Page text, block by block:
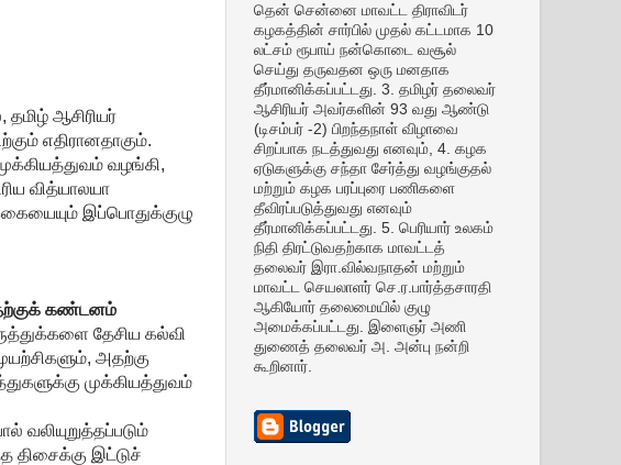
தமிழ் ஆசிரியர்
எதிரானதாகும்.
வழங்கி,
வித்யாலயா
இப்பொதுக்குழு
கண்டனம்
தேசிய கல்வி
அதற்கு
முக்கியத்துவம்
வலியுறுத்தப்படும்
திசைக்கு இட்டுச்
தென் சென்னை மாவட்ட திராவிடர்
கழகத்தின் சார்பில் முதல் கட்டமாக 10
லட்சம் ரூபாய் நன்கொடை வசூல்
செய்து தருவதன ஒரு மனதாக
தீர்மானிக்கப்பட்டது. 3. தமிழர் தலைவர்
ஆசிரியர் அவர்களின் 93 வது ஆண்டு
(டிசம்பர் -2) பிறந்தநாள் விழாவை
சிறப்பாக நடத்துவது எனவும், 4. கழக
ஏடுகளுக்கு சந்தா சேர்த்து வழங்குதல்
மற்றும் கழக பரப்புரை பணிகளை
தீவிரப்படுத்துவது எனவும்
தீர்மானிக்கப்பட்டது. 5. பெரியார் உலகம்
நிதி திரட்டுவதற்காக மாவட்டத்
தலைவர் இரா.வில்வநாதன் மற்றும்
மாவட்ட செயலாளர் செ.ர.பார்த்தசாரதி
ஆகியோர் தலைமையில் குழு
அமைக்கப்பட்டது. இளைஞர் அணி
துணைத் தலைவர் அ. அன்பு நன்றி
கூறினார்.